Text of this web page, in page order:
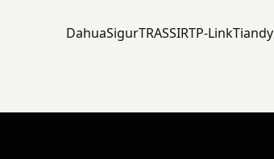
DahuaSigurTRASSIRTP-LinkTiandy